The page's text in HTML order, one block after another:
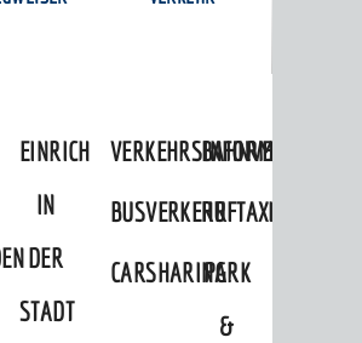
EINRICHTUNGEN
IN
DER
STADT
VERKEHRSINFORMATIONEN
BAHNVERKEHR
BUSVERKEHRRUFTAXI
CARSHARINGPARK
&